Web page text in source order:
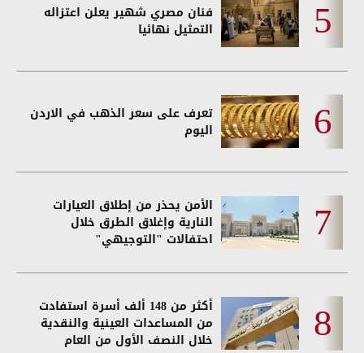
فنان مصري شهير يعلن اعتزاله
التمثيل نهائيا
تعرف على سعر الذهب في الاردن
اليوم
الأمن يحذر من إطلاق العيارات
النارية وإغلاق الطرق خلال
احتفالات "التوجيهي"
أكثر من 148 ألف أسرة استفادت
من المساعدات العينية والنقدية
خلال النصف الأول من العام